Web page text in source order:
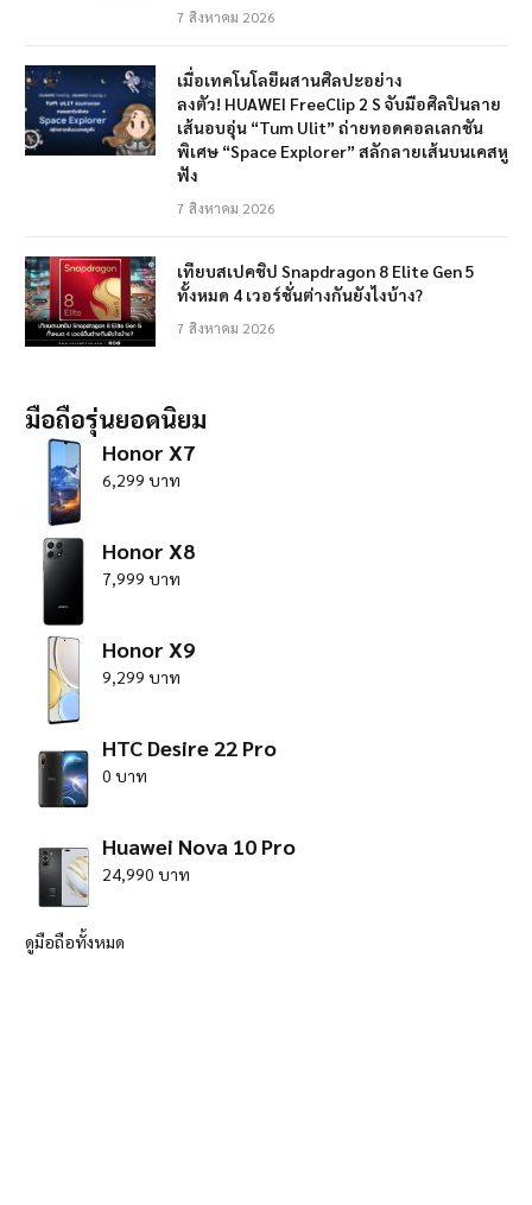
7 สิงหาคม 2026
เมื่อเทคโนโลยีผสานศิลปะอย่าง
ลงตัว! HUAWEI FreeClip 2 S จับมือศิลปินลาย
เส้นอบอุ่น “Tum Ulit” ถ่ายทอดคอลเลกชัน
พิเศษ “Space Explorer” สลักลายเส้นบนเคสหู
ฟัง
7 สิงหาคม 2026
เทียบสเปคชิป Snapdragon 8 Elite Gen 5
ทั้งหมด 4 เวอร์ชั่นต่างกันยังไงบ้าง?
7 สิงหาคม 2026
มือถือรุ่นยอดนิยม
Honor X7
6,299 บาท
Honor X8
7,999 บาท
Honor X9
9,299 บาท
HTC Desire 22 Pro
0 บาท
Huawei Nova 10 Pro
24,990 บาท
ดูมือถือทั้งหมด